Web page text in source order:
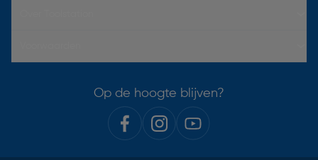
Op de hoogte blijven?